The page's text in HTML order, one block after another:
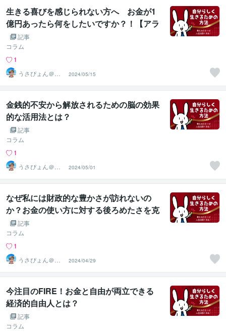
生きる喜びを感じられない方へ お金が1
億円あったら何をしたいですか？！【アラ
フィフ心理カウンセラー「うさぴょん」の
ココナラ電話相談】
記事
コラム
1
うさぴょん＠癒
し系アラフィフ
心寄り添い人
2024/05/15
金銭的不安から解放されるための脳の効果
的な活用法とは？
記事
コラム
1
うさぴょん＠癒
し系アラフィフ
心寄り添い人
2024/05/01
なぜ私には財政的な豊かさが訪れないの
か？お金の使い方に対する後ろめたさを克
服し、ストレスを解消する方法とは？
記事
コラム
1
うさぴょん＠癒
し系アラフィフ
心寄り添い人
2024/04/29
今注目のFIRE！お金と自由が両立できる
経済的自由人とは？
記事
コラム